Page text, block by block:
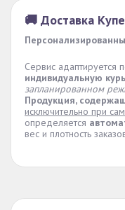
🚚 Доставка
Сервис
индивидуальную
запланированном
Продукция,
исключительно при
определяется
вес и плотность